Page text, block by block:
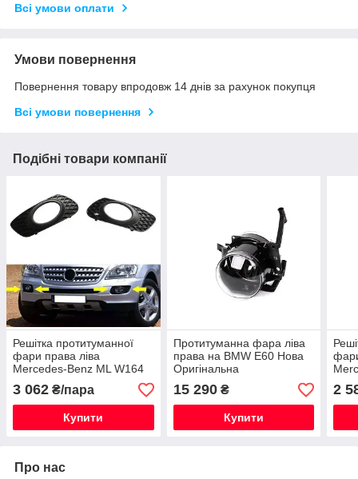
Всі умови оплати
Умови повернення
Повернення товару впродовж 14 днів за рахунок покупця
Всі умови повернення
Подібні товари компанії
Решітка протитуманної
фари права ліва
Mercedes-Benz ML W164
Нова Оригінальна
3 062 ₴/пара
Купити
Протитуманна фара ліва
права на BMW E60 Нова
Оригінальна
15 290₴
Купити
2
Про нас